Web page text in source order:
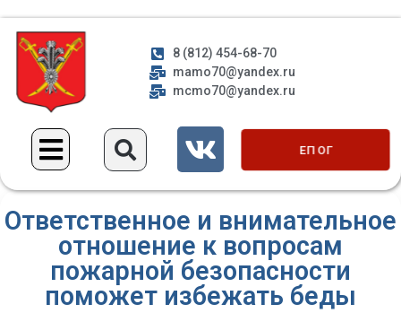
8 (812) 454-68-70
mamo70@yandex.ru
mcmo70@yandex.ru
ЕП ОГ
Ответственное и внимательное
отношение к вопросам
пожарной безопасности
поможет избежать беды